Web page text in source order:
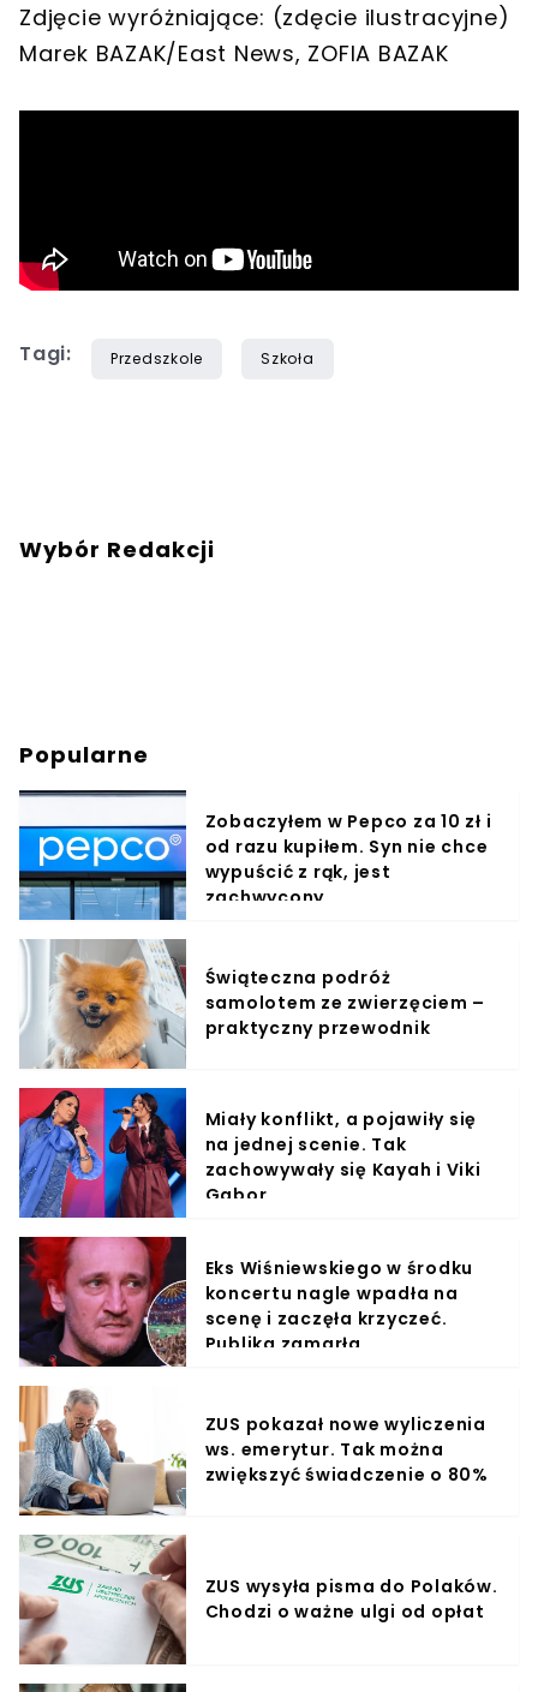
Zdjęcie wyróżniające: (zdęcie ilustracyjne)
Marek BAZAK/East News, ZOFIA BAZAK
Tagi: Przedszkole Szkoła
Wybór Redakcji
Popularne
Zobaczyłem w Pepco za 10 zł i
od razu kupiłem. Syn nie chce
wypuścić z rąk, jest
zachwycony
Świąteczna podróż
samolotem ze zwierzęciem –
praktyczny przewodnik
Miały konflikt, a pojawiły się
na jednej scenie. Tak
zachowywały się Kayah i Viki
Gabor
Eks Wiśniewskiego w środku
koncertu nagle wpadła na
scenę i zaczęła krzyczeć.
Publika zamarła
ZUS pokazał nowe wyliczenia
ws. emerytur. Tak można
zwiększyć świadczenie o 80%
ZUS wysyła pisma do Polaków.
Chodzi o ważne ulgi od opłat